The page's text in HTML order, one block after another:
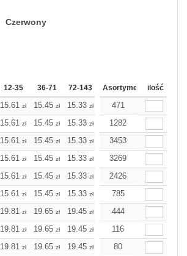
Czerwony
12-35 36-71 72-143 144-287 288 Dodaj
Asortyment ilość
15.61 zł 15.45 zł 15.33 zł 15.21
471
15.61 zł 15.45 zł 15.33 zł 15.21zł
1282
15.61 zł 15.45 zł 15.33 zł 15.21zł
3453
15.61 zł 15.45 zł 15.33 zł 15.21zł
3269
15.61 zł 15.45 zł 15.33 zł 15.21zł
2426
15.61 zł 15.45 zł 15.33 zł 15.21zł
785
19.81 zł 19.65 zł 19.45 zł 19.28zł
444
19.81 zł 19.65 zł 19.45 zł 19.28zł
116
19.81 zł 19.65 zł 19.45 zł 19.28
80